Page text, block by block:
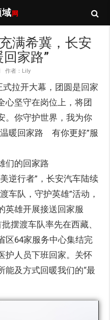
网
满希冀，长安
家路”
作者：Lily
拉开大幕，团圆是回家
心坚守在岗位上，将团
。你守护世界，我为你
暖回家路 有你更好”服
的回家路
行者”，长安汽车陆续
车队，守护英雄”活动，
英雄开展接送回家服
摆渡车队率先在西藏、
区64家服务中心集结完
护人员下班回家。关怀
能及方式回暖我们的“最